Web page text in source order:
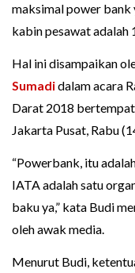
maksimal power bank
kabin pesawat
Hal ini disampaikan
Sumadidalam acara
Darat 2018
Jakarta Pusat, Rabu
“Powerbank, itu
IATA adalah satu
baku ya,” kata Budi
oleh awak media.
Menurut Budi,